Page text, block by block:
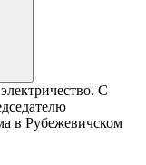
С
в Рубежевичском